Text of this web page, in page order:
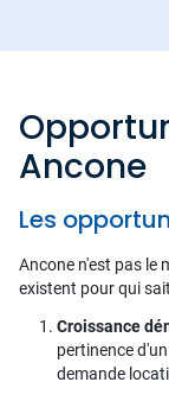
Ancone
Les
Ancone n'est pas le
existent pour qui
Croissance
pertinence
demande